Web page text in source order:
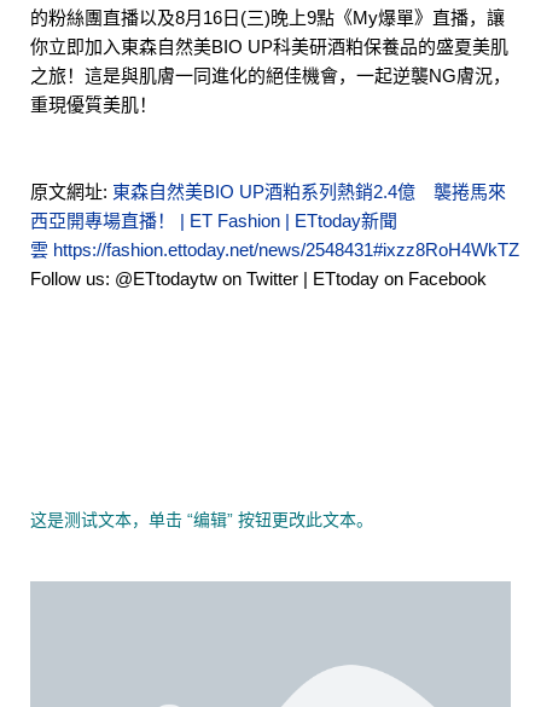
的粉絲團直播以及8月16日(三)晚上9點《My爆單》直播，讓
你立即加入東森自然美BIO UP科美研酒粕保養品的盛夏美肌
之旅！這是與肌膚一同進化的絕佳機會，一起逆襲NG膚況，
重現優質美肌！
原文網址: 東森自然美BIO UP酒粕系列熱銷2.4億 襲捲馬來
西亞開專場直播！ | ET Fashion | ETtoday新聞
雲 https://fashion.ettoday.net/news/2548431#ixzz8RoH4WkTZ
Follow us: @ETtodaytw on Twitter | ETtoday on Facebook
这是测试文本，单击 “编辑” 按钮更改此文本。